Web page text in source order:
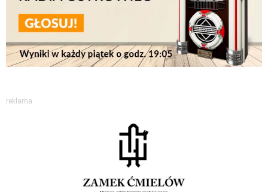
reklama